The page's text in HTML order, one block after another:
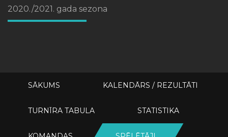
2020./2021. gada sezona
SĀKUMS KALENDĀRS / REZULTĀTI
TURNĪRA TABULA STATISTIKA